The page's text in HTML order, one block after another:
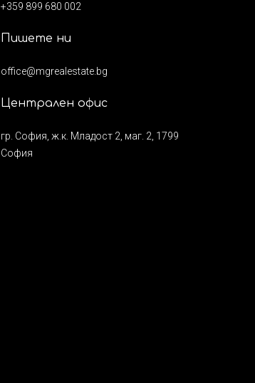
+359 899 680 002
Пишете ни
office@mgrealestate.bg
Централен офис
гр. София, ж.к. Младост 2, маг. 2, 1799
София